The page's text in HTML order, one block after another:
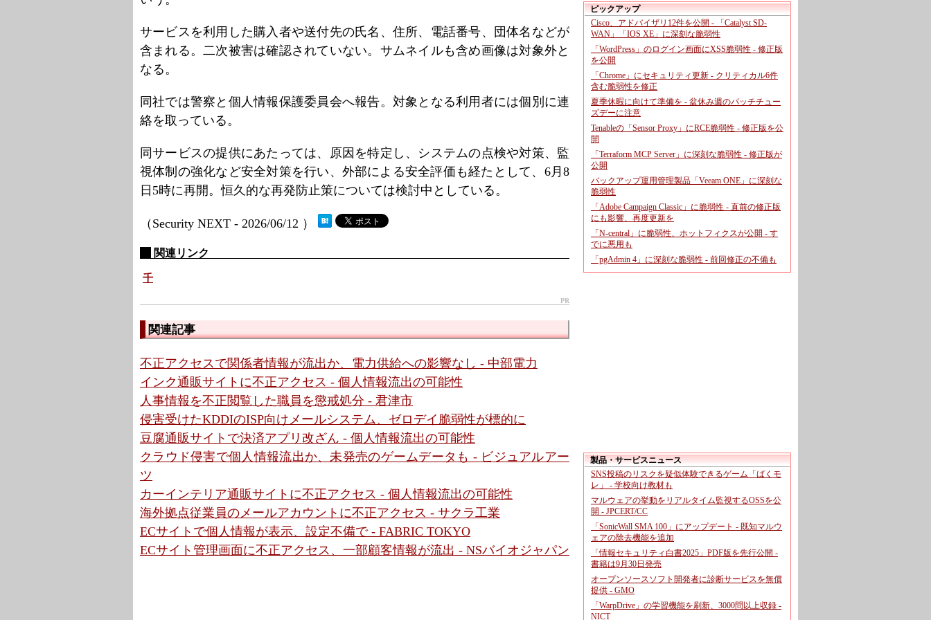
サービスを利用した購入者や送付先の氏名、住所、電話番号、団体名などが
含まれる。二次被害は確認されていない。サムネイルも含め画像は対象外と
なる。
同社では警察と個人情報保護委員会へ報告。対象となる利用者には個別に連
絡を取っている。
同サービスの提供にあたっては、原因を特定し、システムの点検や対策、監
視体制の強化など安全対策を行い、外部による安全評価も経たとして、6月8
日5時に再開。恒久的な再発防止策については検討中としている。
（Security NEXT - 2026/06/12 ）
関連リンク
千
PR
関連記事
不正アクセスで関係者情報が流出か、電力供給への影響なし - 中部電力
インク通販サイトに不正アクセス - 個人情報流出の可能性
人事情報を不正閲覧した職員を懲戒処分 - 君津市
侵害受けたKDDIのISP向けメールシステム、ゼロデイ脆弱性が標的に
豆腐通販サイトで決済アプリ改ざん - 個人情報流出の可能性
クラウド侵害で個人情報流出か、未発売のゲームデータも - ビジュアルアー
ツ
カーインテリア通販サイトに不正アクセス - 個人情報流出の可能性
海外拠点従業員のメールアカウントに不正アクセス - サクラ工業
ECサイトで個人情報が表示、設定不備で - FABRIC TOKYO
ECサイト管理画面に不正アクセス、一部顧客情報が流出 - NSバイオジャパン
ピックアップ
Cisco、アドバイザリ12件を公開 - 「Catalyst SD-
WAN」「IOS XE」に深刻な脆弱性
「WordPress」のログイン画面にXSS脆弱性 - 修正版
を公開
「Chrome」にセキュリティ更新 - クリティカル6件
含む脆弱性を修正
夏季休暇に向けて準備を - 盆休み週のパッチチュー
ズデーに注意
Tenableの「Sensor Proxy」にRCE脆弱性 - 修正版を公
開
「Terraform MCP Server」に深刻な脆弱性 - 修正版が
公開
バックアップ運用管理製品「Veeam ONE」に深刻な
脆弱性
「Adobe Campaign Classic」に脆弱性 - 直前の修正版
にも影響、再度更新を
「N-central」に脆弱性、ホットフィクスが公開 - す
でに悪用も
「pgAdmin 4」に深刻な脆弱性 - 前回修正の不備も
製品・サービスニュース
SNS投稿のリスクを疑似体験できるゲーム「ばくモ
レ」 - 学校向け教材も
マルウェアの挙動をリアルタイム監視するOSSを公
開 - JPCERT/CC
「SonicWall SMA 100」にアップデート - 既知マルウ
ェアの除去機能を追加
「情報セキュリティ白書2025」PDF版を先行公開 -
書籍は9月30日発売
オープンソースソフト開発者に診断サービスを無償
提供 - GMO
「WarpDrive」の学習機能を刷新、3000問以上収録 -
NICT